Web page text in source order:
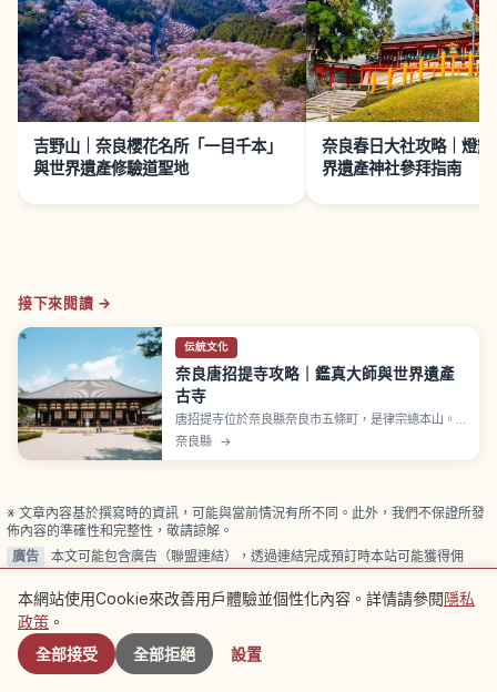
吉野山｜奈良櫻花名所「一目千本」
與世界遺產修驗道聖地
奈良春日大社攻略｜燈籠
界遺產神社參拜指南
接下來閱讀 →
伝統文化
奈良唐招提寺攻略｜鑑真大師與世界遺產
古寺
唐招提寺位於奈良縣奈良市五條町，是律宗總本山。
西元759年（天平寶字3年）由唐代高僧鑑真和上創
建，登錄 UNESCO 世界遺產「古都奈良的文化
奈良縣 →
※ 文章內容基於撰寫時的資訊，可能與當前情況有所不同。此外，我們不保證所發
佈內容的準確性和完整性，敬請諒解。
廣告
本文可能包含廣告（聯盟連結），透過連結完成預訂時本站可能獲得佣
相關文章
附近景點
本網站使用Cookie來改善用戶體驗並個性化內容。詳情請參閱隱私
政策 。
全部接受
全部拒絕 設置